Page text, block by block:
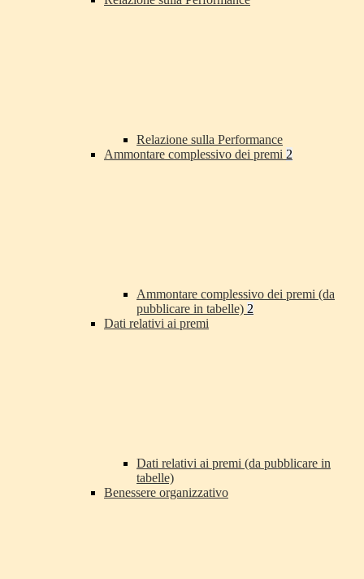
Relazione sulla Performance
Ammontare complessivo dei premi 2
Ammontare complessivo dei premi (da
pubblicare in tabelle) 2
Dati relativi ai premi
Dati relativi ai premi (da pubblicare in
tabelle)
Benessere organizzativo